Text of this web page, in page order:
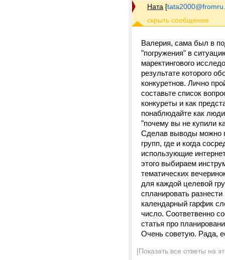
Ната [
Валерия, сама был в
"погружения" в
маректингового
результате которого
конкуретнов. Лично
составьте список
конкуреты и как
понаблюдайте как
"почему вы не купили
Сделав выводы можно
групп, где и когда
использующие
этого выбираем
тематических
для каждой целевой
спланировать
календарный гарфик
число. Соответвенно
статья про
Очень советую. Рада,
[Показать все ответы на